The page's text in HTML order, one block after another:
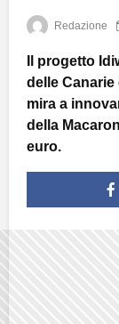
Redazione
Il progetto
delle Canarie
mira a
della
euro.